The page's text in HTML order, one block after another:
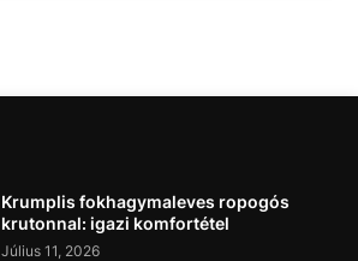
Krumplis fokhagymaleves ropogós
krutonnal: igazi komfortétel
Július 11, 2026